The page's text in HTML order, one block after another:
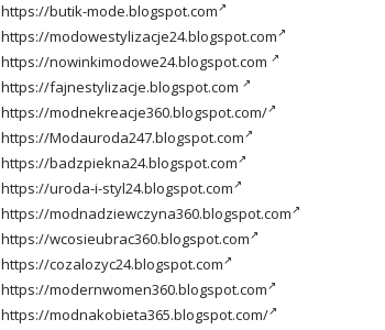
https://butik-mode.blogspot.com
https://modowestylizacje24.blogspot.com
https://nowinkimodowe24.blogspot.com
https://fajnestylizacje.blogspot.com
https://modnekreacje360.blogspot.com/
https://Modauroda247.blogspot.com
https://badzpiekna24.blogspot.com
https://uroda-i-styl24.blogspot.com
https://modnadziewczyna360.blogspot.com
https://wcosieubrac360.blogspot.com
https://cozalozyc24.blogspot.com
https://modernwomen360.blogspot.com
https://modnakobieta365.blogspot.com/